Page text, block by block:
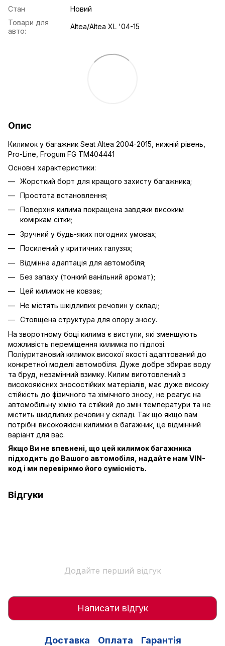
Стан
Новий
Товари для
авто:
Altea/Altea XL '04-15
Опис
Килимок у багажник Seat Altea 2004-2015, нижній рівень,
Pro-Line, Frogum FG TM404441
Основні характеристики:
Жорсткий борт для кращого захисту багажника;
Простота встановлення;
Поверхня килима покращена завдяки високим
коміркам сітки;
Зручний у будь-яких погодних умовах;
Посилений у критичних галузях;
Відмінна адаптація для автомобіля;
Без запаху (тонкий ванільний аромат);
Цей килимок не ковзає;
Не містять шкідливих речовин у складі;
Стовщена структура для опору зносу.
На зворотному боці килима є виступи, які зменшують
можливість переміщення килимка по підлозі.
Поліуритановий килимок високої якості адаптований до
конкретної моделі автомобіля. Дуже добре збирає воду
та бруд, незамінний взимку. Килим виготовлений з
високоякісних зносостійких матеріалів, має дуже високу
стійкість до фізичного та хімічного зносу, не реагує на
автомобільну хімію та стійкий до змін температури та не
містить шкідливих речовин у складі. Так що якщо вам
потрібні високоякісні килимки в багажник, це відмінний
варіант для вас.
Якщо Ви не впевнені, що цей килимок багажника
підходить до Вашого автомобіля, надайте нам VIN-
код і ми перевіримо його сумісність.
Відгуки
Додайте перший відгук
Написати відгук
Доставка Оплата Гарантія